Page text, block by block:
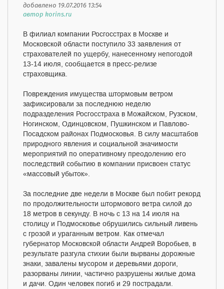
добавлено 19.07.2016 13:54
автор korins.ru
В филиал компании Росгосстрах в Москве и
Московской области поступило 33 заявления от
страхователей по ущербу, нанесенному непогодой
13-14 июля, сообщается в пресс-релизе
страховщика.
Повреждения имущества штормовым ветром
зафиксировали за последнюю неделю
подразделения Росгосстраха в Можайском, Рузском,
Ногинском, Одинцовском, Пушкинском и Павлово-
Посадском районах Подмосковья. В силу масштабов
природного явления и социальной значимости
мероприятий по оперативному преодолению его
последствий событию в компании присвоен статус
«массовый убыток».
За последние две недели в Москве был побит рекорд
по продолжительности штормового ветра силой до
18 метров в секунду. В ночь с 13 на 14 июля на
столицу и Подмосковье обрушились сильный ливень
с грозой и ураганным ветром. Как отмечал
губернатор Московской области Андрей Воробьев, в
результате разгула стихии были вырваны дорожные
знаки, завалены мусором и деревьями дороги,
разорваны линии, частично разрушены жилые дома
и дачи. Один человек погиб и 29 пострадали.